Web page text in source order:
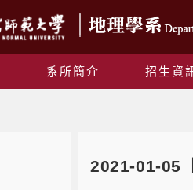
系所簡介 招生資
2021-01-05